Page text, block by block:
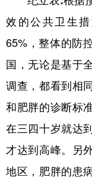
效的公共卫生
65%，整体的防
国，无论是基于
调查，都看到相
和肥胖的诊断标
在三四十岁就达
才达到高峰。另
地区，肥胖的患